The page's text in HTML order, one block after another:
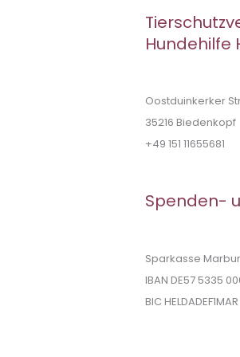
Hundehilfe
Oostduinkerker
35216 Biedenkopf
+49 151 11655681
Spenden-
Sparkasse
IBAN DE57 5335
BIC HELDADEF1MAR